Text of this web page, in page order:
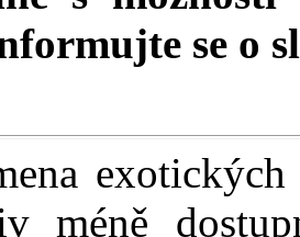
se o
méně